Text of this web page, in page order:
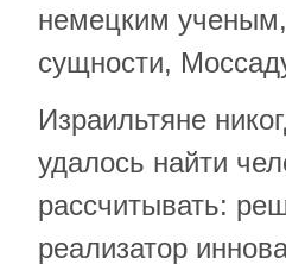
немецким ученым,
сущности,
Израильтяне
удалось найти
рассчитывать:
реализатор